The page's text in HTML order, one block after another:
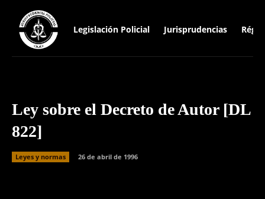
Legislación Policial Jurisprudencias
Ley sobre el Decreto de Autor [DL
822]
Leyes y normas
26 de abril de 1996